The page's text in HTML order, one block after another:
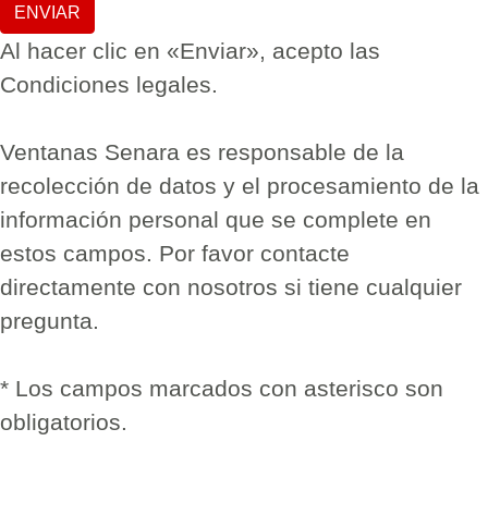
Al hacer clic en «Enviar», acepto las
Condiciones legales.
Ventanas Senara es responsable de la
recolección de datos y el procesamiento de la
información personal que se complete en
estos campos. Por favor contacte
directamente con nosotros si tiene cualquier
pregunta.
* Los campos marcados con asterisco son
obligatorios.